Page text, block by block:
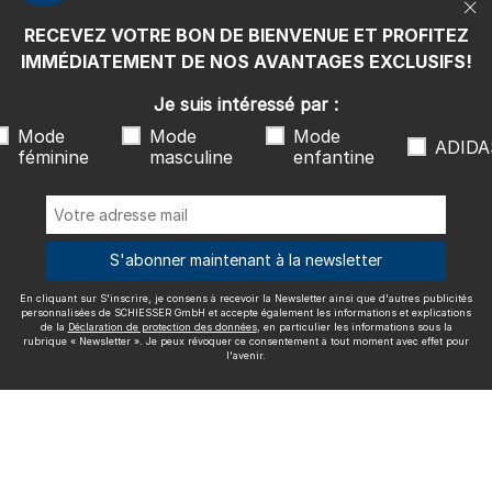
rubrique « Newsletter ». Je peux révoquer ce consentement à tout
Nous livrons avec
Excellente qualité
Plus d'informations sur nos évaluations
RECEVEZ VOTRE BON DE BIENVENUE ET PROFITEZ
IMMÉDIATEMENT DE NOS AVANTAGES EXCLUSIFS!
Je suis intéressé par :
Mode
féminine
Mode
masculine
Mode
enfantine
S'abonner maintenant à la newsletter
En cliquant sur S'inscrire, je consens à recevoir la Newsletter ainsi que d'autres publicités
personnalisées de SCHIESSER GmbH et accepte également les informations et explications
de la Déclaration de protection des données, en particulier les informations sous la
rubrique « Newsletter ». Je peux révoquer ce consentement à tout moment avec effet pour
l'avenir.